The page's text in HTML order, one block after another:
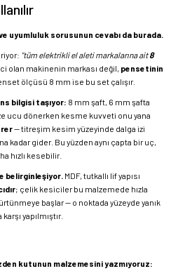
uyumluluk sorusunun cevabı da burada.
"tüm elektrikli el aleti markalarına ait8
olan makinenin markası değil, pensetinin
ölçüsü 8 mm ise bu set çalışır.
bilgisi taşıyor: 8 mm şaft, 6 mm şafta
ucu dönerken kesme kuvveti onu yana
— titreşim kesim yüzeyinde dalga izi
kadar gider. Bu yüzden aynı çapta bir uç,
hızlı kesebilir.
belirginleşiyor. MDF, tutkallı lif yapısı
; çelik kesiciler bu malzemede hızla
başlar — o noktada yüzeyde yanık
yapılmıştır.
kutunun malzemesini yazmıyoruz: